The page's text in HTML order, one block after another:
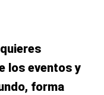
los eventos y
forma